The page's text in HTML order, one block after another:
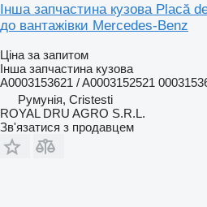
Інша запчастина кузова Placă
до вантажівки Mercedes-Benz
Ціна за запитом
Інша запчастина кузова
A0003153621 / A0003152521
Румунія, Cristesti
ROYAL DRU AGRO S.R.L.
Зв'язатися з продавцем